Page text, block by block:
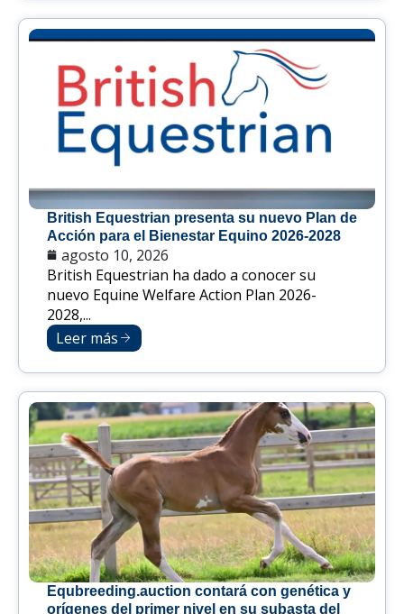
British Equestrian presenta su nuevo Plan de
Acción para el Bienestar Equino 2026-2028
agosto 10, 2026
British Equestrian ha dado a conocer su
nuevo Equine Welfare Action Plan 2026-
2028,...
Leer más
Equbreeding.auction contará con genética y
orígenes del primer nivel en su subasta del